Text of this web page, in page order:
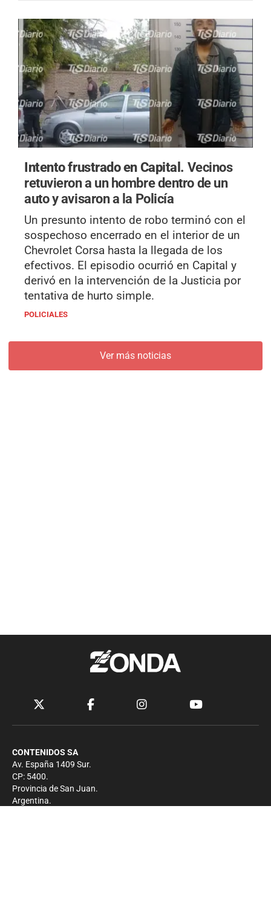
Intento frustrado en Capital. Vecinos
retuvieron a un hombre dentro de un
auto y avisaron a la Policía
Un presunto intento de robo terminó con el
sospechoso encerrado en el interior de un
Chevrolet Corsa hasta la llegada de los
efectivos. El episodio ocurrió en Capital y
derivó en la intervención de la Justicia por
tentativa de hurto simple.
POLICIALES
Ver más noticias
CONTENIDOS SA
Av. España 1409 Sur.
CP: 5400.
Provincia de San Juan.
Argentina.